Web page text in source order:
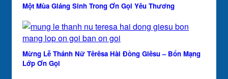
Một Mùa Giáng Sinh Trong Ơn Gọi Yêu Thương
Mừng Lễ Thánh Nữ Têrêsa Hài Đồng Giêsu – Bổn Mạng
Lớp Ơn Gọi